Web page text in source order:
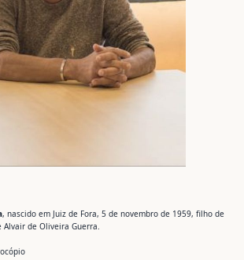
, nascido em Juiz de Fora, 5 de novembro de 1959, filho de
de Oliveira Guerra.